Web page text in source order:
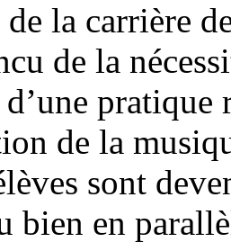
la carrière
de la
de la
sont
bien en